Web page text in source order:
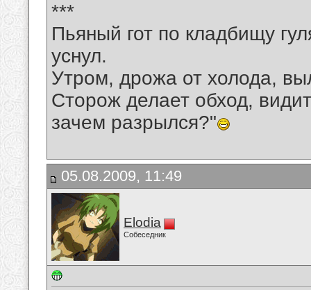
***
Пьяный гот по кладбищу
уснул.
Утром, дрожа от холода,
Сторож делает обход,
зачем разрылся?"
05.08.2009, 11:49
Elodia
Собеседник